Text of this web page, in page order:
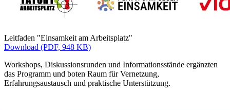
Leitfaden "Einsamkeit am Arbeitsplatz"
Download (PDF, 948 KB)
Workshops, Diskussionsrunden und Informationsstände ergänzten
das Programm und boten Raum für Vernetzung,
Erfahrungsaustausch und praktische Unterstützung.